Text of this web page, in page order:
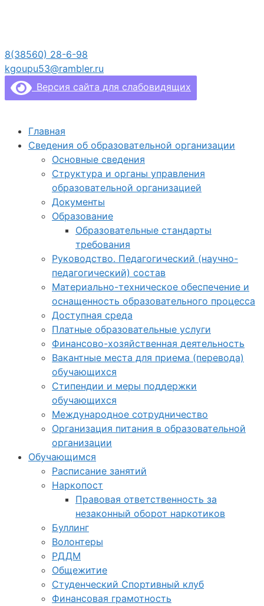
8(38560) 28-6-98
kgoupu53@rambler.ru
Версия сайта для слабовидящих
Главная
Сведения об образовательной организации
Основные сведения
Структура и органы управления
образовательной организацией
Документы
Образование
Образовательные стандарты
требования
Руководство. Педагогический (научно-
педагогический) состав
Материально-техническое обеспечение и
оснащенность образовательного процесса
Доступная среда
Платные образовательные услуги
Финансово-хозяйственная деятельность
Вакантные места для приема (перевода)
обучающихся
Стипендии и меры поддержки
обучающихся
Международное сотрудничество
Организация питания в образовательной
организации
Обучающимся
Расписание занятий
Наркопост
Правовая ответственность за
незаконный оборот наркотиков
Буллинг
Волонтеры
РДДМ
Общежитие
Студенческий Спортивный клуб
Финансовая грамотность